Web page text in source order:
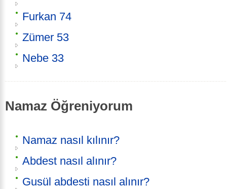
Furkan 74
Zümer 53
Nebe 33
Namaz Öğreniyorum
Namaz nasıl kılınır?
Abdest nasıl alınır?
Gusül abdesti nasıl alınır?